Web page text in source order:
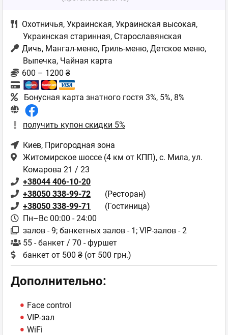
Охотничья, Украинская, Украинская высокая,
Украинская старинная, Старославянская
Дичь, Мангал-меню, Гриль-меню, Детское меню,
Выпечка, Чайная карта
600 – 1200 ₴
Бонусная карта знатного гостя 3%, 5%, 8%
получить купон скидки 5%
Киев, Пригородная зона
Житомирское шоссе (4 км от КПП), с. Мила, ул.
Комарова 21 / 23
+38044 406-10-20
+38050 338-99-72
(Ресторан)
+38050 338-99-71
(Гостиница)
Пн–Вс 00:00 - 24:00
залов - 9; банкетных залов - 1; VIP-залов - 2
55 - банкет / 70 - фуршет
банкет от 500 ₴ (от 500 грн.)
Дополнительно:
Face control
VIP-зал
WiFi